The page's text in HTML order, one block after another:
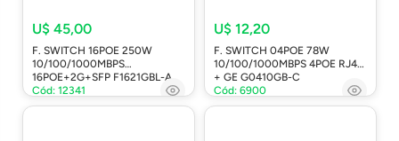
U$ 45,00
F. SWITCH 16POE 250W
10/100/1000MBPS
16POE+2G+SFP F1621GBL-A
Cód: 12341
U$ 12,20
F. SWITCH 04POE 78W
10/100/1000MBPS 4POE RJ45
+ GE G0410GB-C
Cód: 6900